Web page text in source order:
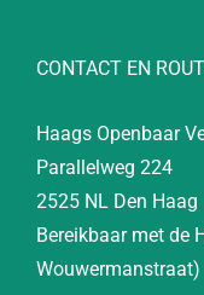
CONTACT EN
Haags Openbaar
Parallelweg 224
2525 NL Den Haag
Bereikbaar met de
Wouwermanstraat)